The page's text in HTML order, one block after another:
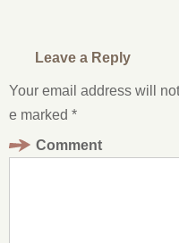
Leave a Reply
Your email address will
e marked *
Comment